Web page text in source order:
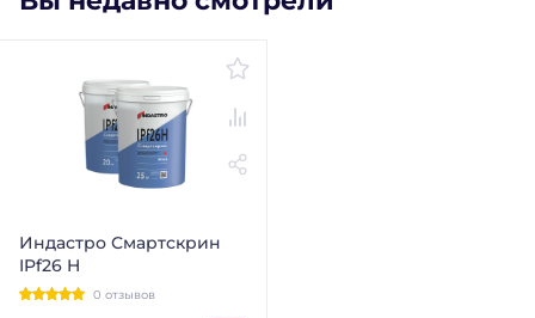
Индастро Смартскрин
IPf26 H
0 отзывов